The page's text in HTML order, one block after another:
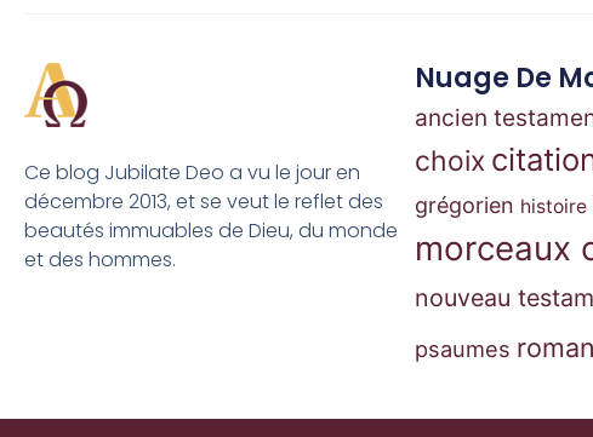
Ce blog Jubilate Deo a vu le jour en
décembre 2013, et se veut le reflet des
beautés immuables de Dieu, du monde
et des hommes.
Nuage De
ancien
choix
grégorien histoire
morceaux
nouveau
psaumes roman